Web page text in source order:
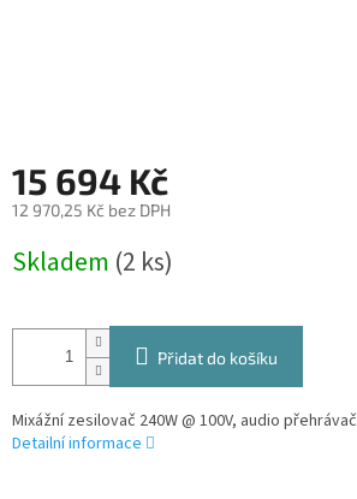
15 694 Kč
12 970,25 Kč bez DPH
cena:
Skladem (2 ks)
Přidat do košíku
Mixážní zesilovač 240W @ 100V, audio přehrávač
Detailní informace